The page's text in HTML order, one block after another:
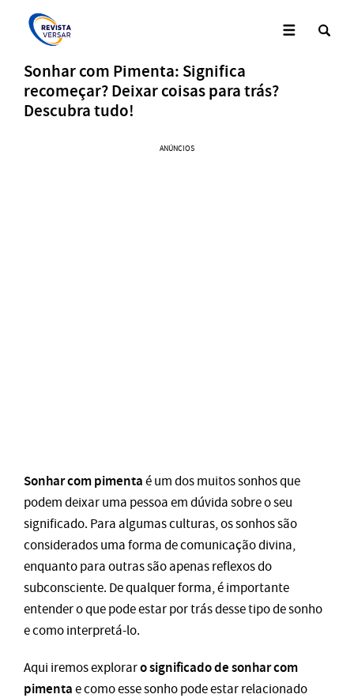
Sonhar com Pimenta: Significa
recomeçar? Deixar coisas para trás?
Descubra tudo!
ANÚNCIOS
Sonhar com pimentaé um dos muitos sonhos que
podem deixar uma pessoa em dúvida sobre o seu
significado. Para algumas culturas, os sonhos são
considerados uma forma de comunicação divina,
enquanto para outras são apenas reflexos do
subconsciente. De qualquer forma, é importante
entender o que pode estar por trás desse tipo de sonho
e como interpretá-lo.
Aqui iremos exploraro significado de sonhar com
pimentae como esse sonho pode estar relacionado